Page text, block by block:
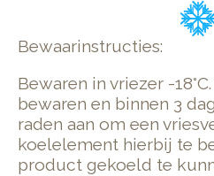
Bewaarinstructies:
Bewaren in vriezer -
bewaren en binnen 3
raden aan om een
koelelement hierbij te
product gekoeld te